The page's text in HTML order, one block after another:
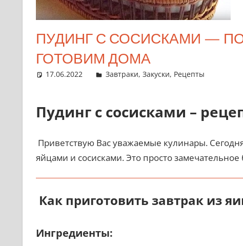
ПУДИНГ С СОСИСКАМИ —
ГОТОВИМ ДОМА
17.06.2022 admin
Завтраки, Закуски, Рецепты
Пудинг с сосисками –
Приветствую Вас уважаемые кулинары.
яйцами и сосисками. Это просто
Как приготовить завтрак из
Ингредиенты: